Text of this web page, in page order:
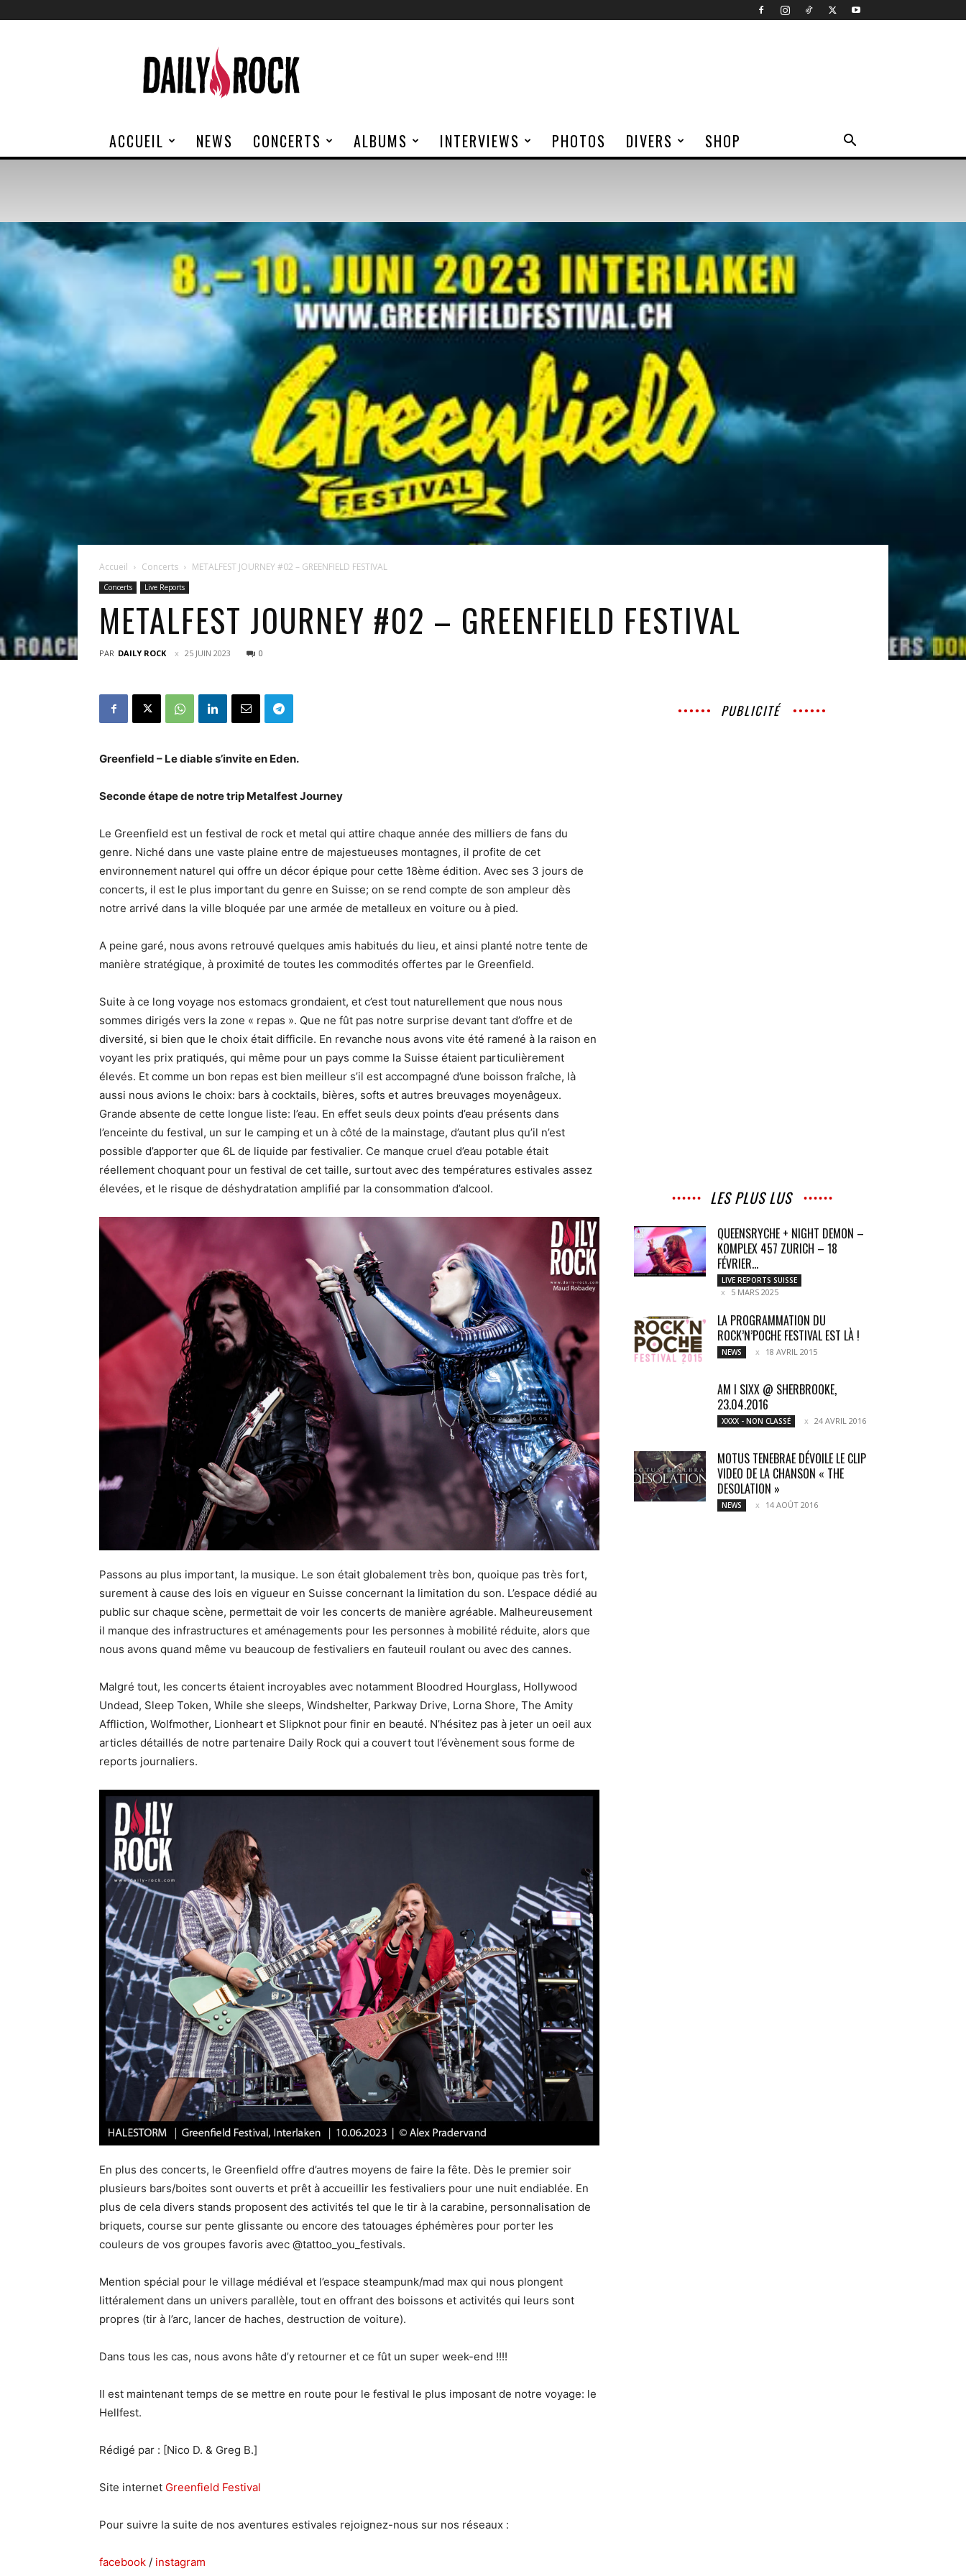
Rock
ACCUEIL NEWS CONCERTS ALBUMS INTERVIEWS PHOTOS DIVERS SHOP
Accueil Concerts METALFEST JOURNEY #02 – GREENFIELD FESTIVAL
Concerts Live Reports
METALFEST JOURNEY #02 – GREENFIELD FESTIVAL
PAR DAILY ROCK 25 JUIN 2023 0
Greenfield – Le diable s’invite en Eden.
Seconde étape de notre trip Metalfest Journey
Le Greenfield est un festival de rock et metal qui attire chaque année des milliers de fans du
genre. Niché dans une vaste plaine entre de majestueuses montagnes, il profite de cet
environnement naturel qui offre un décor épique pour cette 18ème édition. Avec ses 3 jours de
concerts, il est le plus important du genre en Suisse; on se rend compte de son ampleur dès
notre arrivé dans la ville bloquée par une armée de metalleux en voiture ou à pied.
A peine garé, nous avons retrouvé quelques amis habitués du lieu, et ainsi planté notre tente de
manière stratégique, à proximité de toutes les commodités offertes par le Greenfield.
Suite à ce long voyage nos estomacs grondaient, et c’est tout naturellement que nous nous
sommes dirigés vers la zone « repas ». Que ne fût pas notre surprise devant tant d’offre et de
diversité, si bien que le choix était difficile. En revanche nous avons vite été ramené à la raison en
voyant les prix pratiqués, qui même pour un pays comme la Suisse étaient particulièrement
élevés. Et comme un bon repas est bien meilleur s’il est accompagné d’une boisson fraîche, là
aussi nous avions le choix: bars à cocktails, bières, softs et autres breuvages moyenâgeux.
Grande absente de cette longue liste: l’eau. En effet seuls deux points d’eau présents dans
l’enceinte du festival, un sur le camping et un à côté de la mainstage, d’autant plus qu’il n’est
possible d’apporter que 6L de liquide par festivalier. Ce manque cruel d’eau potable était
réellement choquant pour un festival de cet taille, surtout avec des températures estivales assez
élevées, et le risque de déshydratation amplifié par la consommation d’alcool.
Passons au plus important, la musique. Le son était globalement très bon, quoique pas très fort,
surement à cause des lois en vigueur en Suisse concernant la limitation du son. L’espace dédié au
public sur chaque scène, permettait de voir les concerts de manière agréable. Malheureusement
il manque des infrastructures et aménagements pour les personnes à mobilité réduite, alors que
nous avons quand même vu beaucoup de festivaliers en fauteuil roulant ou avec des cannes.
Malgré tout, les concerts étaient incroyables avec notamment Bloodred Hourglass, Hollywood
Undead, Sleep Token, While she sleeps, Windshelter, Parkway Drive, Lorna Shore, The Amity
Affliction, Wolfmother, Lionheart et Slipknot pour finir en beauté. N’hésitez pas à jeter un oeil aux
articles détaillés de notre partenaire Daily Rock qui a couvert tout l’évènement sous forme de
reports journaliers.
En plus des concerts, le Greenfield offre d’autres moyens de faire la fête. Dès le premier soir
plusieurs bars/boites sont ouverts et prêt à accueillir les festivaliers pour une nuit endiablée. En
plus de cela divers stands proposent des activités tel que le tir à la carabine, personnalisation de
briquets, course sur pente glissante ou encore des tatouages éphémères pour porter les
couleurs de vos groupes favoris avec @tattoo_you_festivals.
Mention spécial pour le village médiéval et l’espace steampunk/mad max qui nous plongent
littéralement dans un univers parallèle, tout en offrant des boissons et activités qui leurs sont
propres (tir à l’arc, lancer de haches, destruction de voiture).
Dans tous les cas, nous avons hâte d’y retourner et ce fût un super week-end !!!!
Il est maintenant temps de se mettre en route pour le festival le plus imposant de notre voyage: le
Hellfest.
Rédigé par : [Nico D. & Greg B.]
Site internet Greenfield Festival
Pour suivre la suite de nos aventures estivales rejoignez-nous sur nos réseaux :
facebook / instagram
PUBLICITÉ
LES PLUS LUS
QUEENSRYCHE + NIGHT DEMON –
KOMPLEX 457 ZURICH – 18
FÉVRIER...
LIVE REPORTS SUISSE
5 MARS 2025
LA PROGRAMMATION DU
ROCK’N’POCHE FESTIVAL EST LÀ !
NEWS 18 AVRIL 2015
AM I SIXX @ SHERBROOKE,
23.04.2016
XXXX - NON CLASSÉ 24 AVRIL 2016
MOTUS TENEBRAE DÉVOILE LE CLIP
VIDEO DE LA CHANSON « THE
DESOLATION »
NEWS 14 AOÛT 2016